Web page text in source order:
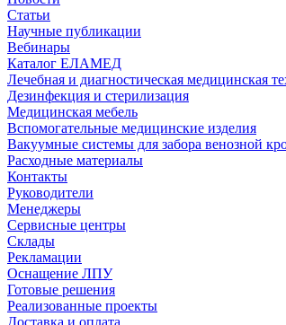
Статьи
Научные публикации
Вебинары
Каталог ЕЛАМЕД
Лечебная и диагностическая медицинская
Дезинфекция и стерилизация
Медицинская мебель
Вспомогательные медицинские изделия
Вакуумные системы для забора венозной
Расходные материалы
Контакты
Руководители
Менеджеры
Сервисные центры
Склады
Рекламации
Оснащение ЛПУ
Готовые решения
Реализованные проекты
Доставка и оплата